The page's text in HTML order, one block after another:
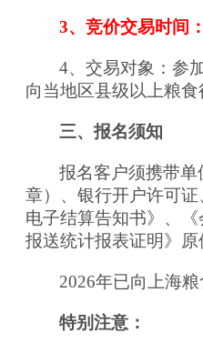
3、竞价交易时间
4、交易对象：参
向当地区县级以上粮
三、报名须知
报名客户须携带
章）、银行开户许可
电子结算告知书》、
报送统计报表证明》
2026年已向上海
特别注意：